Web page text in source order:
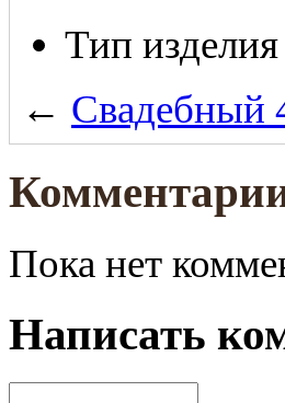
Тип изделия
← Свадебный
Пока нет
Написать